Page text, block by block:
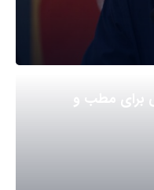
برای مطب و